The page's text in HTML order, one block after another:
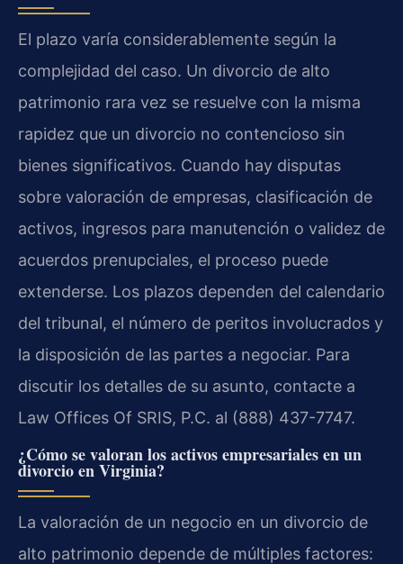
El plazo varía considerablemente según la
complejidad del caso. Un divorcio de alto
patrimonio rara vez se resuelve con la misma
rapidez que un divorcio no contencioso sin
bienes significativos. Cuando hay disputas
sobre valoración de empresas, clasificación de
activos, ingresos para manutención o validez de
acuerdos prenupciales, el proceso puede
extenderse. Los plazos dependen del calendario
del tribunal, el número de peritos involucrados y
la disposición de las partes a negociar. Para
discutir los detalles de su asunto, contacte a
Law Offices Of SRIS, P.C. al (888) 437-7747.
¿Cómo se valoran los activos empresariales en un
divorcio en Virginia?
La valoración de un negocio en un divorcio de
alto patrimonio depende de múltiples factores: